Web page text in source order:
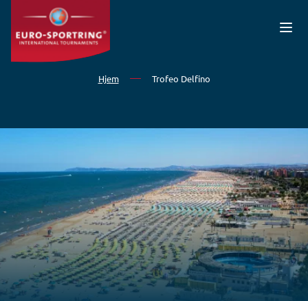
Gå til hovedindhold
Hjem Trofeo Delfino